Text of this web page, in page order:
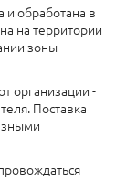
обработана в
на территории
зоны
организации -
Поставка